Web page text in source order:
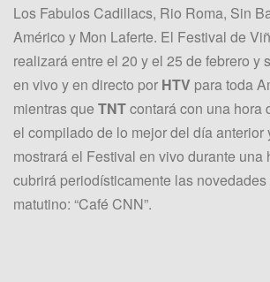
Los Fabulos Cadillacs, Rio Roma, Sin
Américo y Mon Laferte. El Festival de
realizará entre el 20 y el 25 de febrero y
en vivo y en directo por HTV para toda
mientras que TNTcontará con una hora
el compilado de lo mejor del día anterior
mostrará el Festival en vivo durante una
cubrirá periodísticamente las
matutino: “Café CNN”.